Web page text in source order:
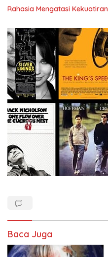
Rahasia Mengatasi Kekuatiran
Baca Juga